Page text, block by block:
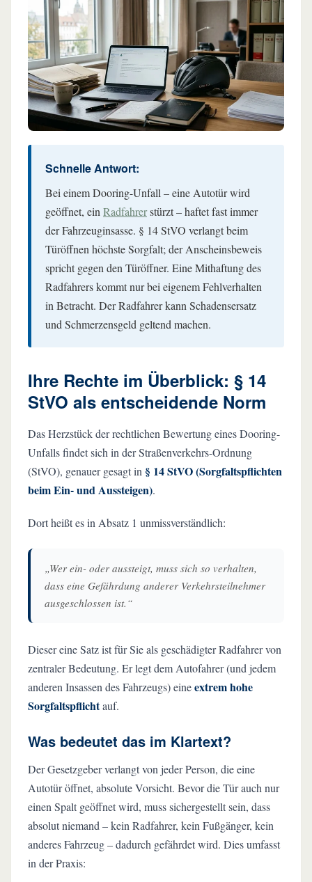
Schnelle Antwort:
Bei einem Dooring-Unfall – eine Autotür wird
geöffnet, ein Radfahrerstürzt – haftet fast immer
der Fahrzeuginsasse. § 14 StVO verlangt beim
Türöffnen höchste Sorgfalt; der Anscheinsbeweis
spricht gegen den Türöffner. Eine Mithaftung des
Radfahrers kommt nur bei eigenem Fehlverhalten
in Betracht. Der Radfahrer kann Schadensersatz
und Schmerzensgeld geltend machen.
Ihre Rechte im Überblick: § 14
StVO als entscheidende Norm
Das Herzstück der rechtlichen Bewertung eines Dooring-
Unfalls findet sich in der Straßenverkehrs-Ordnung
(StVO), genauer gesagt in § 14 StVO (Sorgfaltspflichten
beim Ein- und Aussteigen).
Dort heißt es in Absatz 1 unmissverständlich:
„Wer ein- oder aussteigt, muss sich so verhalten,
dass eine Gefährdung anderer Verkehrsteilnehmer
ausgeschlossen ist.“
Dieser eine Satz ist für Sie als geschädigter Radfahrer von
zentraler Bedeutung. Er legt dem Autofahrer (und jedem
anderen Insassen des Fahrzeugs) eineextrem hohe
Sorgfaltspflichtauf.
Was bedeutet das im Klartext?
Der Gesetzgeber verlangt von jeder Person, die eine
Autotür öffnet, absolute Vorsicht. Bevor die Tür auch nur
einen Spalt geöffnet wird, muss sichergestellt sein, dass
absolut niemand – kein Radfahrer, kein Fußgänger, kein
anderes Fahrzeug – dadurch gefährdet wird. Dies umfasst
in der Praxis: